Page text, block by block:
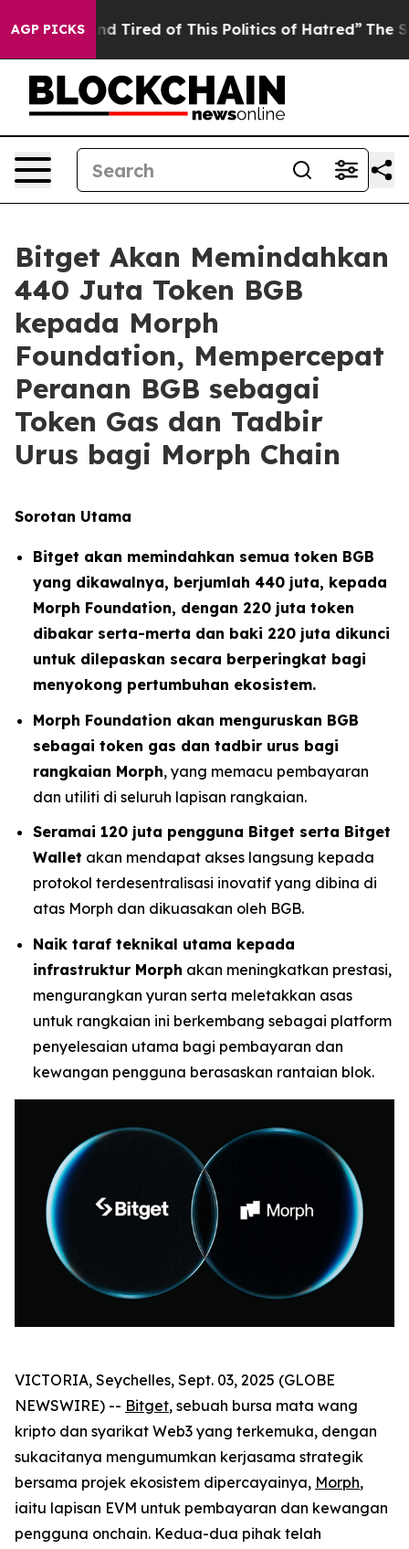
AGP PICKS
and Tired of This Politics of Hatred” The Story
Bitget Akan Memindahkan
440 Juta Token BGB
kepada Morph
Foundation, Mempercepat
Peranan BGB sebagai
Token Gas dan Tadbir
Urus bagi Morph Chain
Sorotan Utama
Bitget akan memindahkan semua token BGB
yang dikawalnya, berjumlah 440 juta, kepada
Morph Foundation, dengan 220 juta token
dibakar serta-merta dan baki 220 juta dikunci
untuk dilepaskan secara berperingkat bagi
menyokong pertumbuhan ekosistem.
Morph Foundation akan menguruskan BGB
sebagai token gas dan tadbir urus bagi
rangkaian Morph, yang memacu pembayaran
dan utiliti di seluruh lapisan rangkaian.
Seramai 120 juta pengguna Bitget serta Bitget
Wallet akan mendapat akses langsung kepada
protokol terdesentralisasi inovatif yang dibina di
atas Morph dan dikuasakan oleh BGB.
Naik taraf teknikal utama kepada
infrastruktur Morph akan meningkatkan prestasi,
mengurangkan yuran serta meletakkan asas
untuk rangkaian ini berkembang sebagai platform
penyelesaian utama bagi pembayaran dan
kewangan pengguna berasaskan rantaian blok.
VICTORIA, Seychelles, Sept. 03, 2025 (GLOBE
NEWSWIRE) -- Bitget, sebuah bursa mata wang
kripto dan syarikat Web3 yang terkemuka, dengan
sukacitanya mengumumkan kerjasama strategik
bersama projek ekosistem dipercayainya, Morph,
iaitu lapisan EVM untuk pembayaran dan kewangan
pengguna onchain. Kedua-dua pihak telah